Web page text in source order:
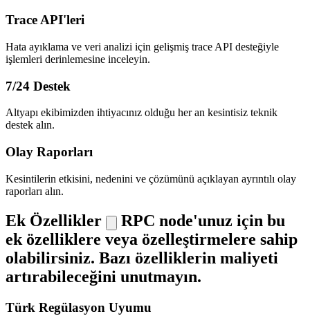
Trace API'leri
Hata ayıklama ve veri analizi için gelişmiş trace API desteğiyle
işlemleri derinlemesine inceleyin.
7/24 Destek
Altyapı ekibimizden ihtiyacınız olduğu her an kesintisiz teknik
destek alın.
Olay Raporları
Kesintilerin etkisini, nedenini ve çözümünü açıklayan ayrıntılı olay
raporları alın.
Ek Özellikler
RPC node'unuz için bu
ek özelliklere veya özelleştirmelere sahip
olabilirsiniz. Bazı özelliklerin maliyeti
artırabileceğini unutmayın.
Türk Regülasyon Uyumu